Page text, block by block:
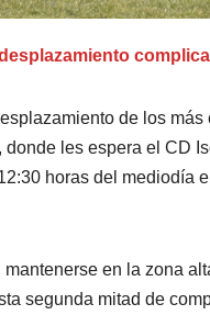
de los
les espera el CD
horas del mediodía
en la zona
segunda mitad de